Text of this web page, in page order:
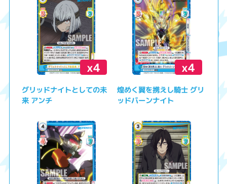
x4
グリッドナイトとしての未
来 アンチ
x4
煌めく翼を携えし騎士 グリ
ッドバーンナイト